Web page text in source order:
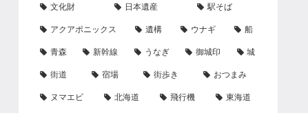
文化財 日本遺産 駅そば
アクアポニックス 遺構 ウナギ 船
青森 新幹線 うなぎ 御城印 城
街道 宿場 街歩き おつまみ
ヌマエビ 北海道 飛行機 東海道